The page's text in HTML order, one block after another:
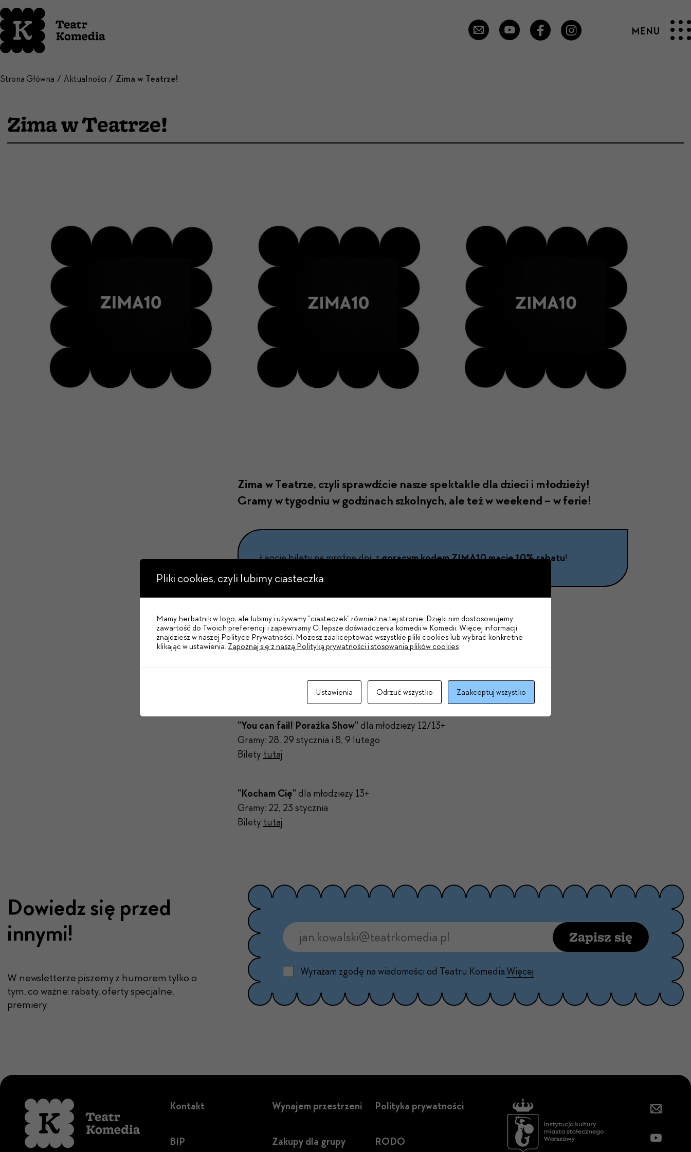
Strona Główna Aktualności Zima w Teatrze!
Zima w Teatrze!
Zima w Teatrze, czyli sprawdź­cie nasze spek­tak­le dla dzieci i młodzieży!
Gramy w tygod­niu w godz­i­nach szkol­nych, ale też w week­end – w ferie!
Łap­cie bile­ty na mroźne dni, zgorą­cym kodem ZIMA10 macie 10% rabatu!
Rozkład jazdy na styczeń i luty:
Gramy: 28, 29 stycznia
"You can fail! Porażka Show" dla młodzieży 12/13+
Gramy: 28, 29 stycznia i 8, 9 lutego
Bilety tutaj
"Kocham Cię" dla młodzieży 13+
Gramy: 22, 23 stycznia
Bilety tutaj
Dowiedz się przed
innymi!
W newsletterze piszemy z humorem tylko o
tym, co ważne: rabaty, oferty specjalne,
premiery.
Zapisz się
Wyrażam zgodę na wiadomości od Teatru Komedia.Więcej
Kontakt Wynajem przestrzeni Polityka prywatności
BIP Zakupy dla grupy RODO
Pliki cookies, czyli lubimy ciasteczka
Mamy herbatnik w logo, ale lubimy i używamy "ciasteczek" również na tej stronie. Dzięki nim dostosowujemy
zawartość do Twoich preferencji i zapewniamy Ci lepsze doświadczenia komedii w Komedii. Więcej informacji
znajdziesz w naszej Polityce Prywatności. Możesz zaakceptować wszystkie pliki cookies lub wybrać konkretne
klikając w ustawienia. Zapoznaj się z naszą Polityką prywatności i stosowania plików cookies
Ustawienia Odrzuć wszystko Zaakceptuj wszystko